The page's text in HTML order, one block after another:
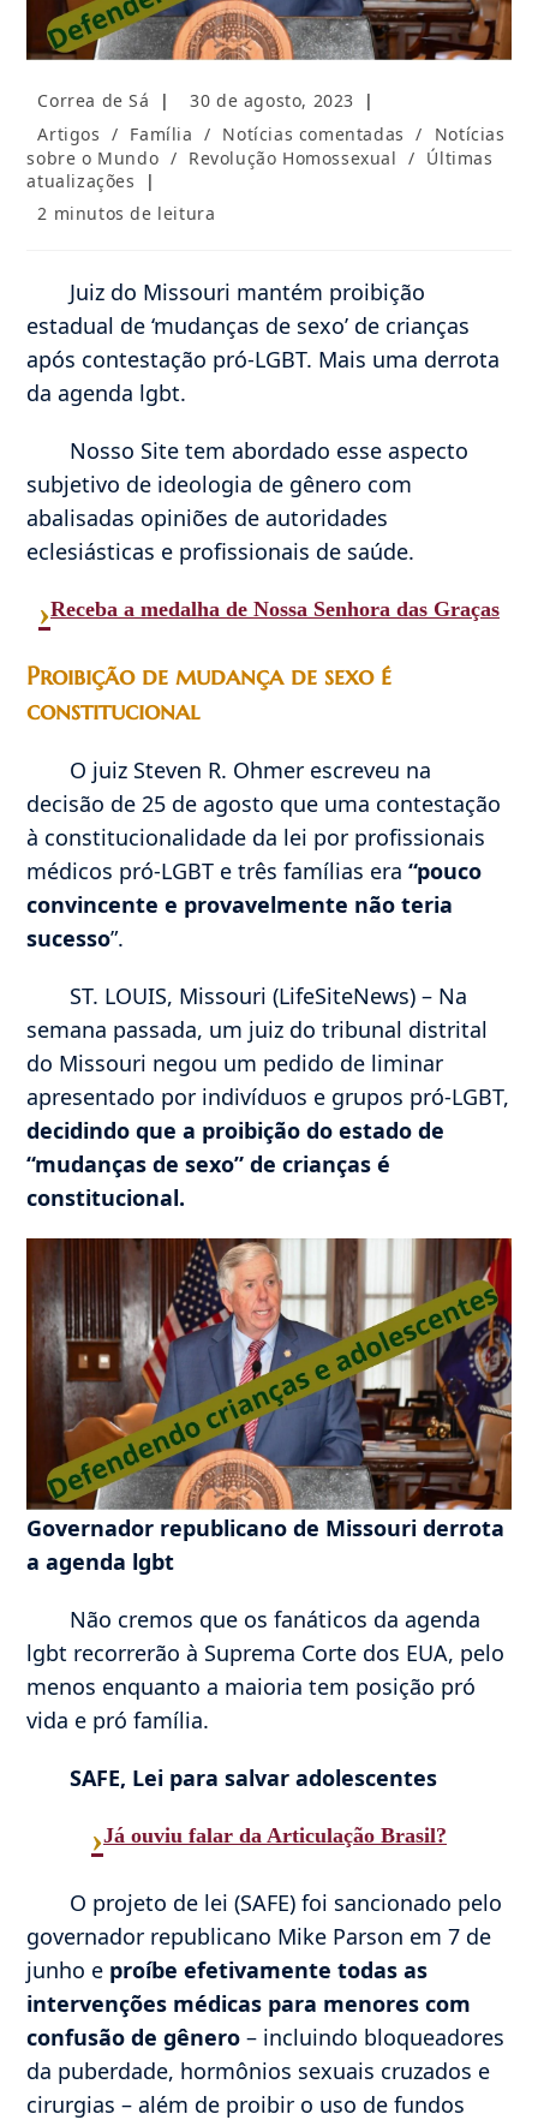
Autor
post:
Correa de Sá
Post
publicado:
30 de agosto, 2023
Categoria
do
post:
Artigos / Família / Notícias comentadas /
Notícias
sobre o Mundo / Revolução Homossexual / Últimas
atualizações
Tempo
2 minutos de leitura
Juiz do Missouri mantém proibição
estadual de ‘mudanças de sexo’ de crianças
após contestação pró-LGBT. Mais uma derrota
da agenda lgbt.
Nosso Site tem abordado esse aspecto
subjetivo de ideologia de gênero com
abalisadas opiniões de autoridades
eclesiásticas e profissionais de saúde.
›Receba a medalha de Nossa Senhora das Graças
Proibição de mudança de sexo é
constitucional
O juiz Steven R. Ohmer escreveu na
decisão de 25 de agosto que uma contestação
à constitucionalidade da lei por profissionais
médicos pró-LGBT e três famílias era“pouco
convincente e provavelmente não teria
sucesso”.
ST. LOUIS, Missouri (LifeSiteNews) – Na
semana passada, um juiz do tribunal distrital
do Missouri negou um pedido de liminar
apresentado por indivíduos e grupos pró-LGBT,
decidindo que a proibição do estado de
“mudanças de sexo” de crianças é
constitucional.
Governador republicano de Missouri derrota
a agenda lgbt
Não cremos que os fanáticos da agenda
lgbt recorrerão à Suprema Corte dos EUA, pelo
menos enquanto a maioria tem posição pró
vida e pró família.
SAFE, Lei para salvar adolescentes
›Já ouviu falar da Articulação Brasil?
O projeto de lei (SAFE) foi sancionado pelo
governador republicano Mike Parson em 7 de
junho e proíbe efetivamente todas as
intervenções médicas para menores com
confusão de gênero – incluindo bloqueadores
da puberdade, hormônios sexuais cruzados e
cirurgias – além de proibir o uso de fundos